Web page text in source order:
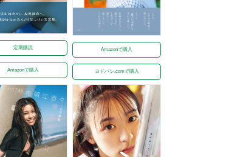
定期購読
Amazonで購入
Amazonで購入
ヨドバシ.comで購入